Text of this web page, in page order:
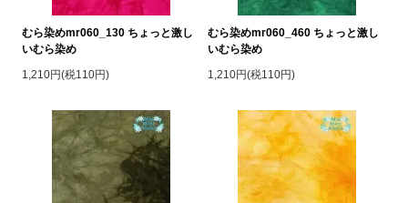
むら染めmr060_130 ちょっと激し
いむら染め
1,210円(税110円)
むら染めmr060_460 ちょっと激し
いむら染め
1,210円(税110円)